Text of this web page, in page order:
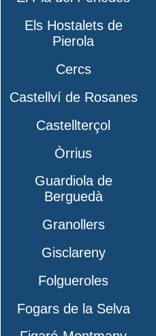
Els Hostalets de
Pierola
Cercs
Castellví de Rosanes
Castellterçol
Òrrius
Guardiola de
Berguedà
Granollers
Gisclareny
Folgueroles
Fogars de la Selva